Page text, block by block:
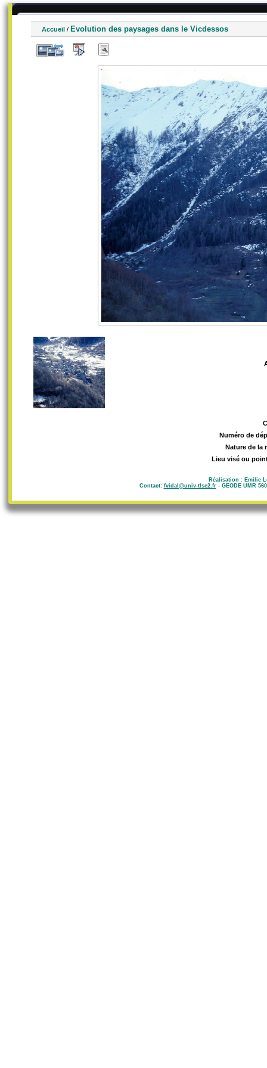
Accueil / Evolution des paysages dans le Vicdessos
Numéro de
Nature de la
Lieu visé ou
Réalisation : Emilie
Contact: fvidal@univ-tlse2.fr- GEODE UMR